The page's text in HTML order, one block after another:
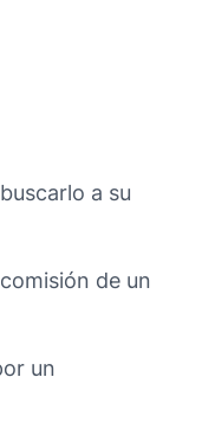
a su
de un
un